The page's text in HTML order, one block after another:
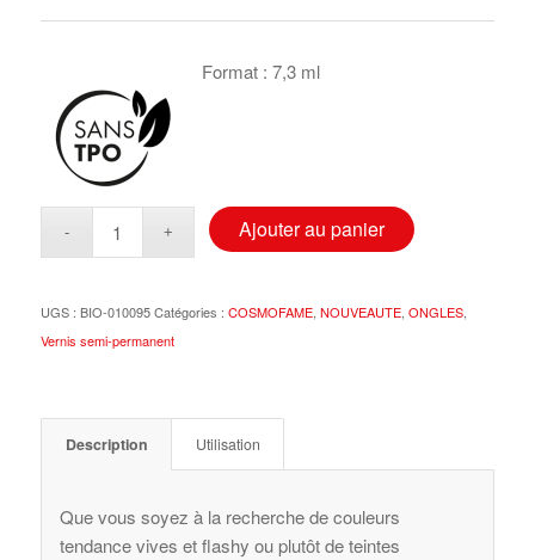
32,00€.
16,00€.
Format : 7,3 ml
Ajouter au panier
UGS : BIO-010095 Catégories : COSMOFAME, NOUVEAUTE, ONGLES,
Vernis semi-permanent
Description Utilisation
Que vous soyez à la recherche de couleurs
tendance vives et flashy ou plutôt de teintes